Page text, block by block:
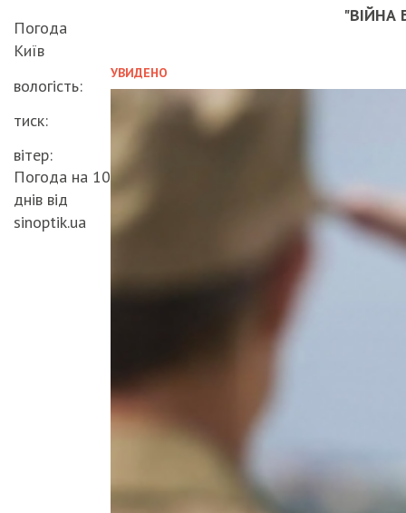
"ВІЙНА
УВИДЕНО
Погода
Київ
вологість:
тиск:
вітер:
Погода на 10
днів від
sinoptik.ua